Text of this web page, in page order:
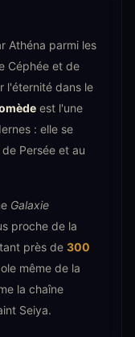
Athéna parmi les
Céphée et de
l'éternité dans le
est l'une
: elle se
Persée et au
Galaxie
proche de la
près de 300
même de la
la chaîne
Seiya.